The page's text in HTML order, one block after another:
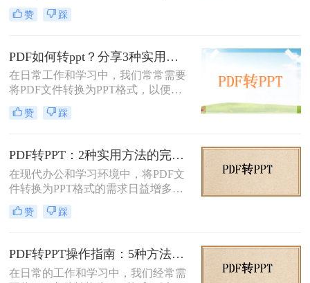
其格式稳定、跨平台兼容等优点而广
泛应用。然而，在某些场合下，我们
PPT（PowerPoint）格式，以便进行演
示或编辑。虽然PDF到PPT的转换可
能不如其他格式转换那样直接，但通
过一些方法和工具，我们仍然可以实
现这一目的。本文将详细介绍怎么把
pdf转换成ppt的几种方法，以及相关
赞 踩
PDF如何转ppt？分享3种实用的压缩方法！
在日常工作和学习中，我们常常需要
将PDF文件转换为PPT格式，以便进
行演示或进一步编辑。PDF文件以其
固定格式和跨平台的优势而广受欢
辑功能和动态展示效果。那么PDF如
何转PPT呢？本文将介绍三种将PDF
转换为PPT的方法，帮助您轻松完成
这一任务。
赞 踩
PDF转PPT：2种实用方法的完整操作流程和格式保留对比！
在现代办公和学习环境中，将PDF文
件转换为PPT格式的需求日益增多。
无论是为了更方便地编辑内容，还是
为了在演示文稿中更好地展示信息，
能。那么如何把PDF转换成PPT呢？
本文将介绍两种高效的PDF转PPT方
法，帮助您根据自己的需求选择最合
赞 踩
PDF转PPT操作指南：5种方法的具体操作流程和参数设置！
在日常的工作和学习中，我们经常需